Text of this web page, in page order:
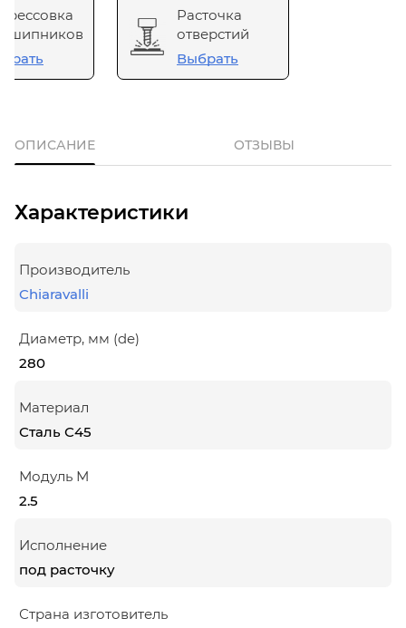
Расточка
отверстий
Выбрать
ОПИСАНИЕ ОТЗЫВЫ
Характеристики
Производитель
Chiaravalli
Диаметр, мм (de)
280
Материал
Сталь С45
Модуль М
2.5
Исполнение
под расточку
Страна изготовитель